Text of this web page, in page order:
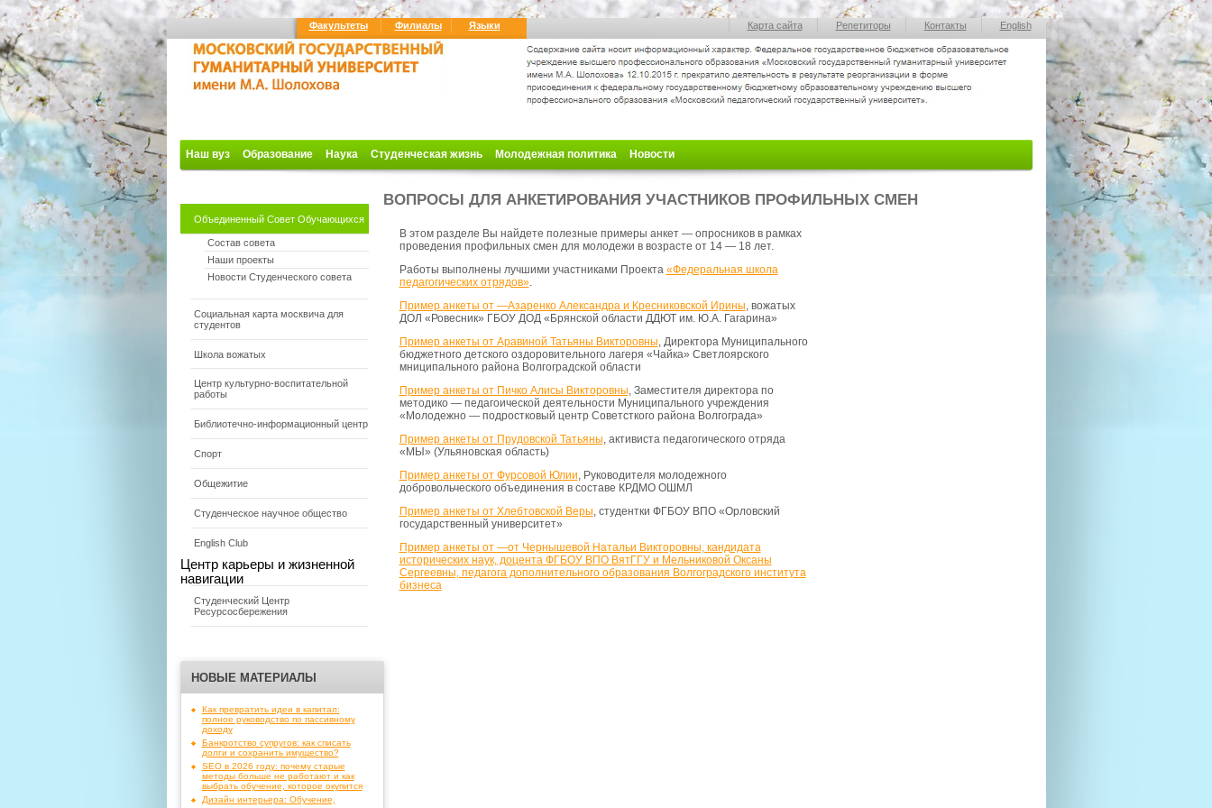
Факультеты Филиалы Языки Карта сайта Репетиторы Контакты English
Наш вуз Образование Наука Студенческая жизнь Молодежная политика Новости
Объединенный Совет Обучающихся
Состав совета
Наши проекты
Новости Студенческого совета
Социальная карта москвича для
студентов
Школа вожатых
Центр культурно-воспитательной
работы
Библиотечно-информационный центр
Спорт
Общежитие
Студенческое научное общество
English Club
Центр карьеры и жизненной
навигации
Студенческий Центр
Ресурсосбережения
НОВЫЕ МАТЕРИАЛЫ
Как превратить идеи в капитал:
полное руководство по пассивному
доходу
Банкротство супругов: как списать
долги и сохранить имущество?
SEO в 2026 году: почему старые
методы больше не работают и как
выбрать обучение, которое окупится
Дизайн интерьера: Обучение,
ВОПРОСЫ ДЛЯ АНКЕТИРОВАНИЯ УЧАСТНИКОВ ПРОФИЛЬНЫХ СМЕН
В этом разделе Вы найдете полезные примеры анкет — опросников в рамках
проведения профильных смен для молодежи в возрасте от 14 — 18 лет.
Работы выполнены лучшими участниками Проекта «Федеральная школа
педагогических отрядов».
Пример анкеты от —Азаренко Александра и Кресниковской Ирины, вожатых
ДОЛ «Ровесник» ГБОУ ДОД «Брянской области ДДЮТ им. Ю.А. Гагарина»
Пример анкеты от Аравиной Татьяны Викторовны, Директора Муниципального
бюджетного детского оздоровительного лагеря «Чайка» Светлоярского
мниципального района Волгоградской области
Пример анкеты от Пичко Алисы Викторовны, Заместителя директора по
методико — педагоической деятельности Муниципального учреждения
«Молодежно — подростковый центр Советсткого района Волгограда»
Пример анкеты от Прудовской Татьяны, активиста педагогического отряда
«МЫ» (Ульяновская область)
Пример анкеты от Фурсовой Юлии, Руководителя молодежного
добровольческого объединения в составе КРДМО ОШМЛ
Пример анкеты от Хлебтовской Веры, студентки ФГБОУ ВПО «Орловский
государственный университет»
Пример анкеты от —от Чернышевой Натальи Викторовны, кандидата
исторических наук, доцента ФГБОУ ВПО ВятГГУ и Мельниковой Оксаны
Сергеевны, педагога дополнительного образования Волгоградского института
бизнеса